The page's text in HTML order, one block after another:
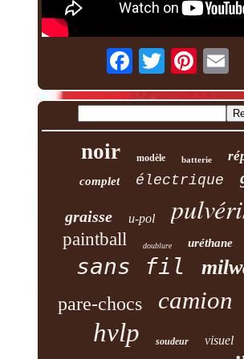
noir modèle batterie
complet électrique
graisse u-pol
paintball doublure uréthane
sans fil
pare-chocs camion
hvlp soudeur visuel